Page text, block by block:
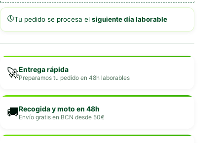
🕔Tu pedido se procesa el siguiente día laborable
🚀Entrega rápida
Preparamos tu pedido en 48h laborables
🚚Recogida y moto en 48h
Envío gratis en BCN desde 50€